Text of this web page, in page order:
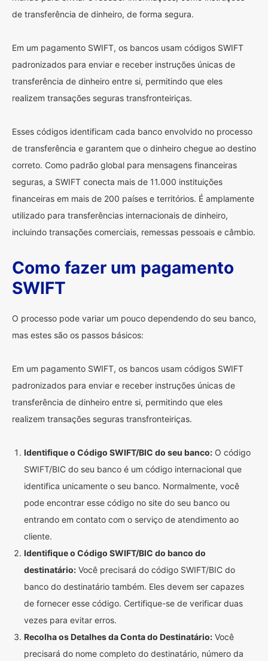
de transferência de dinheiro, de forma segura.
Em um pagamento SWIFT, os bancos usam códigos SWIFT
padronizados para enviar e receber instruções únicas de
transferência de dinheiro entre si, permitindo que eles
realizem transações seguras transfronteiriças.
Esses códigos identificam cada banco envolvido no processo
de transferência e garantem que o dinheiro chegue ao destino
correto. Como padrão global para mensagens financeiras
seguras, a SWIFT conecta mais de 11.000 instituições
financeiras em mais de 200 países e territórios. É amplamente
utilizado para transferências internacionais de dinheiro,
incluindo transações comerciais, remessas pessoais e câmbio.
Como fazer um pagamento
SWIFT
O processo pode variar um pouco dependendo do seu banco,
mas estes são os passos básicos:
Em um pagamento SWIFT, os bancos usam códigos SWIFT
padronizados para enviar e receber instruções únicas de
transferência de dinheiro entre si, permitindo que eles
realizem transações seguras transfronteiriças.
Identifique o Código SWIFT/BIC do seu banco: O código
SWIFT/BIC do seu banco é um código internacional que
identifica unicamente o seu banco. Normalmente, você
pode encontrar esse código no site do seu banco ou
entrando em contato com o serviço de atendimento ao
cliente.
Identifique o Código SWIFT/BIC do banco do
destinatário: Você precisará do código SWIFT/BIC do
banco do destinatário também. Eles devem ser capazes
de fornecer esse código. Certifique-se de verificar duas
vezes para evitar erros.
Recolha os Detalhes da Conta do Destinatário: Você
precisará do nome completo do destinatário, número da